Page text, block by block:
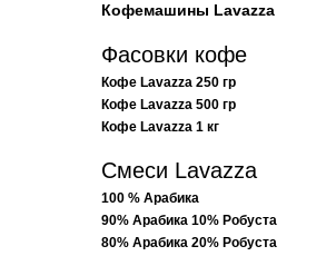
Кофемашины Lavazza
Фасовки кофе
Кофе Lavazza 250 гр
Кофе Lavazza 500 гр
Кофе Lavazza 1 кг
Смеси Lavazza
100 % Арабика
90% Арабика 10% Робуста
80% Арабика 20% Робуста